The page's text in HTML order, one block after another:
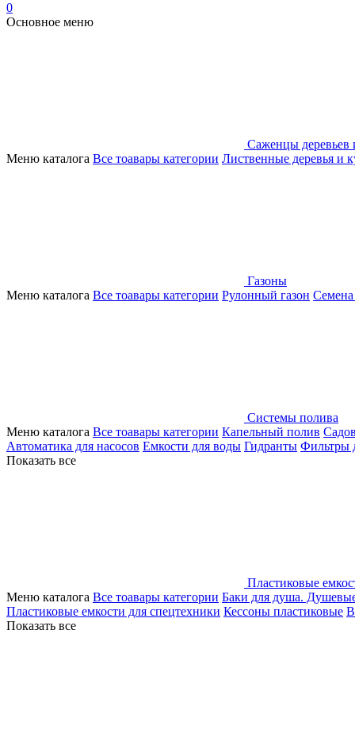
0
Основное меню
Саженцы деревьев
Меню каталога Все тоавары категории Лиственные деревья и
Газоны
Меню каталога Все тоавары категории Рулонный газон Семена
Системы полива
Меню каталога Все тоавары категории Капельный полив
Автоматика для насосов Емкости для воды Гидранты Фильтры
Показать все
Пластиковые
Меню каталога Все тоавары категории Баки для душа.
Пластиковые емкости для спецтехники Кессоны пластиковые
Показать все